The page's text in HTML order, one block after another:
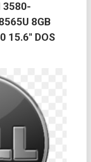
3580-
8GB
15.6″ DOS